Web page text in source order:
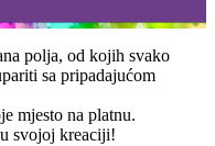
polja, od kojih svako
sa pripadajućom
mjesto na platnu.
svojoj kreaciji!